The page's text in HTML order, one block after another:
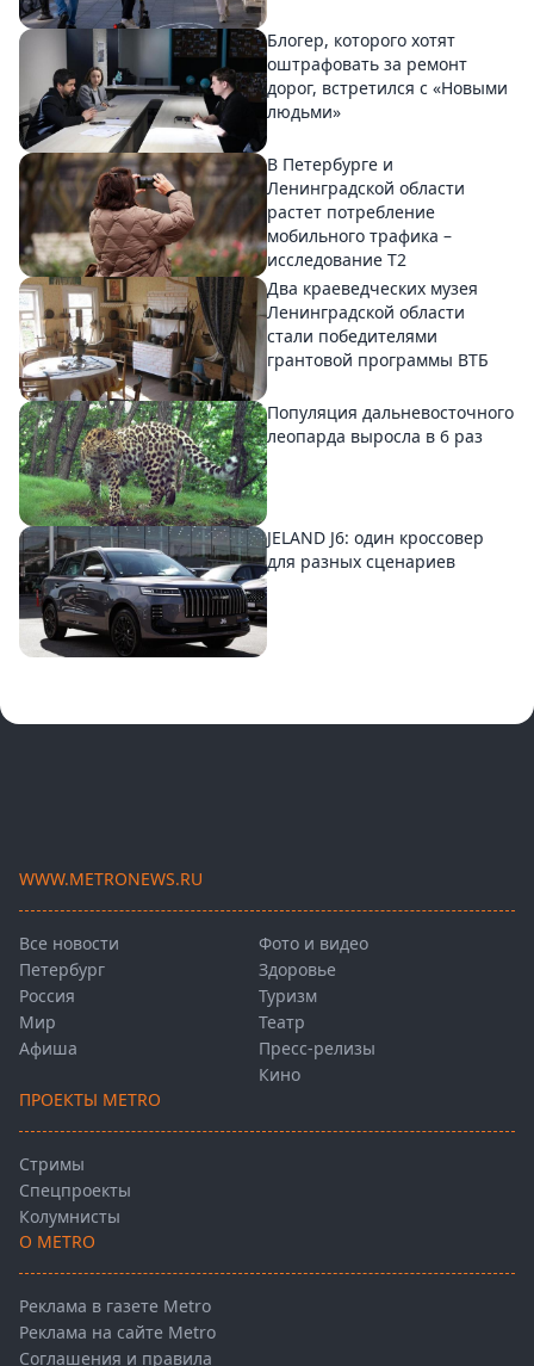
Блогер, которого хотят
оштрафовать за ремонт
дорог, встретился с «Новыми
людьми»
В Петербурге и
Ленинградской области
растет потребление
мобильного трафика –
исследование T2
Два краеведческих музея
Ленинградской области
стали победителями
грантовой программы ВТБ
Популяция дальневосточного
леопарда выросла в 6 раз
JELAND J6: один кроссовер
для разных сценариев
WWW.METRONEWS.RU
Все новости
Петербург
Россия
Мир
Афиша
Фото и видео
Здоровье
Туризм
Театр
Пресс-релизы
Кино
ПРОЕКТЫ METRO
Стримы
Спецпроекты
Колумнисты
О METRO
Реклама в газете Metro
Реклама на сайте Metro
Соглашения и правила